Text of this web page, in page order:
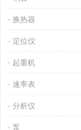
换热器
定位仪
起重机
速率表
分析仪
泵